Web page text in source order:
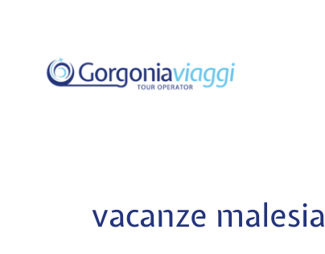
vacanze malesia